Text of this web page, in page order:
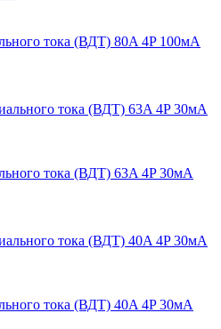
тока (ВДТ) 80A 4P 100мА
тока (ВДТ) 63A 4P 30мА
тока (ВДТ) 40A 4P 30мА